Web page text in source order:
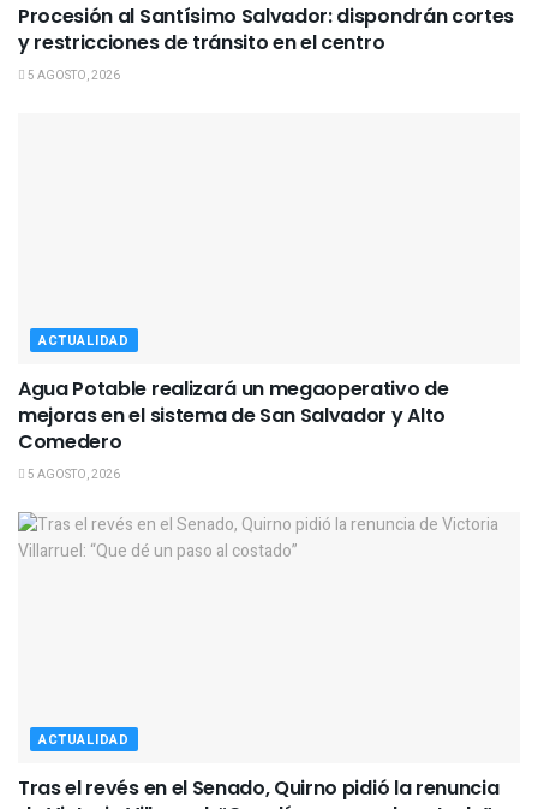
Procesión al Santísimo Salvador: dispondrán cortes
y restricciones de tránsito en el centro
5 AGOSTO, 2026
ACTUALIDAD
Agua Potable realizará un megaoperativo de
mejoras en el sistema de San Salvador y Alto
Comedero
5 AGOSTO, 2026
ACTUALIDAD
Tras el revés en el Senado, Quirno pidió la renuncia